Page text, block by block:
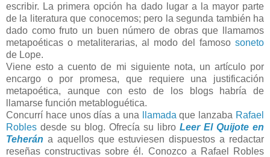
escribir. La primera opción ha dado lugar a la mayor parte
de la literatura que conocemos; pero la segunda también ha
dado como fruto un buen número de obras que llamamos
metapoéticas o metaliterarias, al modo del famoso soneto
de Lope.
Viene esto a cuento de mi siguiente nota, un artículo por
encargo o por promesa, que requiere una justificación
metapoética, aunque con esto de los blogs habría de
llamarse función metabloguética.
Concurrí hace unos días a una
llamada que lanzaba Rafael
Robles desde su blog. Ofrecía su libro Leer El Quijote en
Teherán a aquellos que estuviesen dispuestos a redactar
reseñas constructivas sobre él. Conozco a Rafael Robles